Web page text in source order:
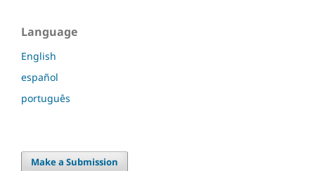
Language
English
español
português
Make a Submission